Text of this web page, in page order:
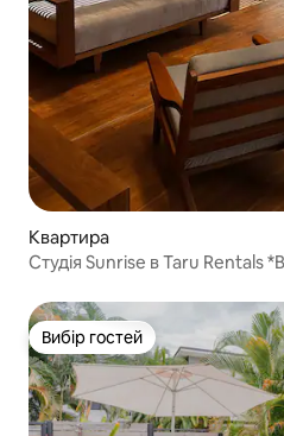
Квартира
Студія Sunrise в Taru Rentals
Вибір гостей
Вибір гостей